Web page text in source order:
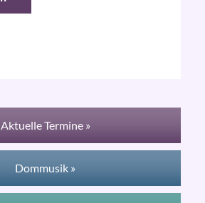
Aktuelle Termine »
Dommusik »